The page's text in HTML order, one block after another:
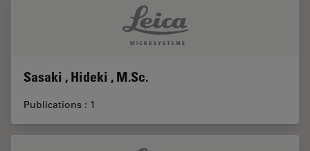
Sasaki , Hideki , M.Sc.
Publications : 1